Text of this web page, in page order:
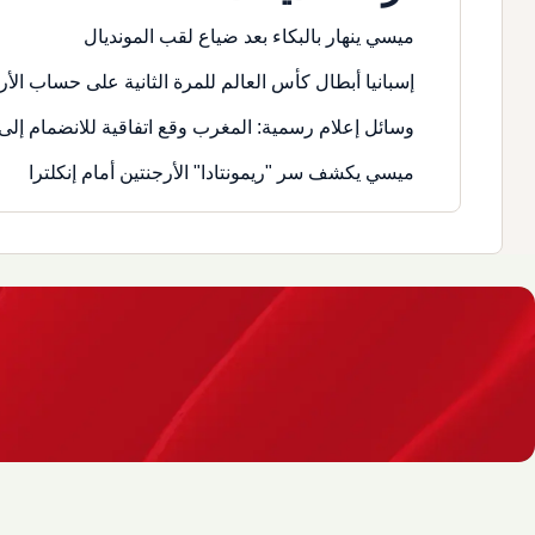
ميسي ينهار بالبكاء بعد ضياع لقب المونديال
إسبانيا أبطال كأس العالم للمرة الثانية على حساب
وسائل إعلام رسمية: المغرب وقع اتفاقية للانضمام
ميسي يكشف سر "ريمونتادا" الأرجنتين أمام إنكلترا